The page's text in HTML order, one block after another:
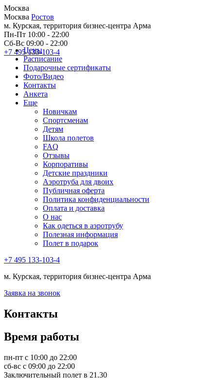
Москва
Москва Ростов
м. Курская, территория бизнес-центра Арма
Пн-Пт 10:00 - 22:00
Сб-Вс 09:00 - 22:00
+7 495 133-103-4
Цены
Расписание
Подарочные сертификаты
Фото/Видео
Контакты
Анкета
Еще
Новичкам
Спортсменам
Детям
Школа полетов
FAQ
Отзывы
Корпоративы
Детские праздники
Аэротруба для двоих
Публичная оферта
Политика конфиденциальности
Оплата и доставка
О нас
Как одеться в аэротрубу
Полезная информация
Полет в подарок
+7 495 133-103-4
м. Курская, территория бизнес-центра Арма
Заявка на звонок
Контакты
Время работы
пн-пт с 10:00 до 22:00
сб-вс с 09:00 до 22:00
Заключительный полет в 21.30